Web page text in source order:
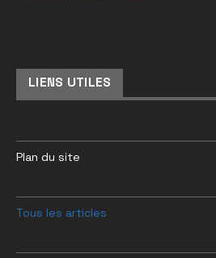
LIENS UTILES
Plan du site
Tous les articles